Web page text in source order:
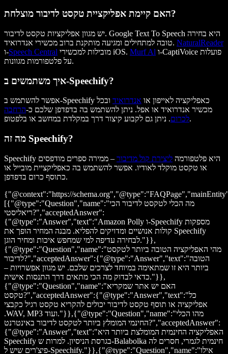
האם קיימת אפליקציית טקסט לדיבור מוצלחת?
יש מגוון אפליקציות טקסט לדיבור. Google Text To Speech היא בחירה
טובה למתחילים ומגיעה מותקנת ברוב מכשירי אנדרואיד. NaturalReader
ו-Speech Central מובילות למכשירי iOS. Murf Al
על פלטפורמות מגוונות.
איך משתמשים ב-Speechify?
אפשר להשתמש ב-Speechify כאפליקציה לאייפון או אנדרואיד ובכל
מכשיר אנדרואיד או אפל. ניתן להשתמש בה בדפדפן שלכם כ-הרחבה
לכרום. ניתן גם לקבוע קיצור דרך במקלדת במחשב או בלפטופ.
מה זה Speechify?
Speechify היא פלטפורמה ליצירת קול מדיבור – ממירה ספרים מודפסים
או טקסט מוקלד לאודיו. אפשר להשתמש בה כאפליקציית מובייל או
כתוסף כרום בדפדפן.
{"@context":"https://
[{"@type":"Question","name":"מה הכלי לטקסט לדיבור הכי
ריאליסטי?","acceptedAnswer":
{"@type":"Answer","text":"Amazon Polly ו-Speechify מספקות
קולות אנושיים ומדויקים להפליא. מבנה המחיר הופך את Speechify
לבחירה עדיפה למי שמחפש איכות ומחיר הוגן."}},
{"@type":"Question","name":"מהי האפליקציה הטובה ביותר לטקסט
לדיבור?","acceptedAnswer":{"@type":"Answer","text":"הטובה
ביותר היא זו שמתאימה במיוחד לצרכים שלכם. יש מגוון אפשרויות –
כדאי לבדוק מה הכי מתאים דרך התנסות אישית."}},
{"@type":"Question","name":"האם יש אתר שמקריא
טקסט?","acceptedAnswer":{"@type":"Answer","text":"כל
אפליקציה או תוסף טקסט לדיבור יכולים להקריא טקסט רגיל כקבצי
.WAV, MP3 ועוד."}},{"@type":"Question","name":"מהו הכלי
החינמי המומלץ ביותר לטקסט לדיבור באינטרנט?","acceptedAnswer":
{"@type":"Answer","text":"האפליקציה החינמית המומלצת ביותר היא
Speechify בגרסת הניסיון. למרות ש-Balabolka חינמית לגמרי, חסרים לה
פיצ'רים שיש ל-Speechify."}},{"@type":"Question","name":"אילו